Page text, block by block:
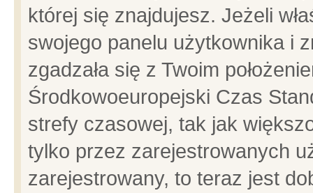
której się znajdujesz. Jeżeli
swojego panelu użytkownika i
zgadzała się z Twoim
Środkowoeuropejski Czas
strefy czasowej, tak jak
tylko przez zarejestrowanych
zarejestrowany, to teraz jest